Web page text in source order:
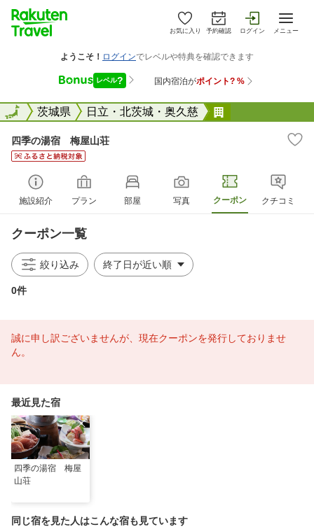
お気に入り 予約確認 ログイン メニュー
全国茨城県 日立・北茨城・奥久慈
全国
四季の湯宿 梅屋山荘
施設紹介 プラン 部屋 写真 クーポン クチコミ
クーポン一覧
絞り込み
0件
誠に申し訳ございませんが、現在クーポンを発行しておりませ
ん。
最近見た宿
四季の湯宿 梅屋
山荘
同じ宿を見た人はこんな宿も見ています